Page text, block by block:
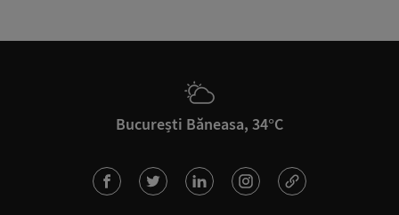
București Băneasa, 34°C